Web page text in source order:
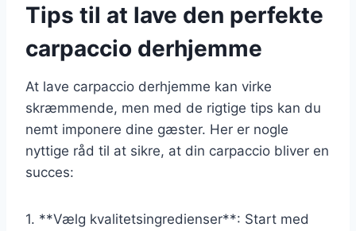
Tips til at lave den perfekte
carpaccio derhjemme
At lave carpaccio derhjemme kan virke
skræmmende, men med de rigtige tips kan du
nemt imponere dine gæster. Her er nogle
nyttige råd til at sikre, at din carpaccio bliver en
succes:
1. **Vælg kvalitetsingredienser**: Start med